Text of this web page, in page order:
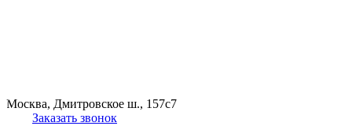
Москва, Дмитровское ш., 157с7
Заказать звонок